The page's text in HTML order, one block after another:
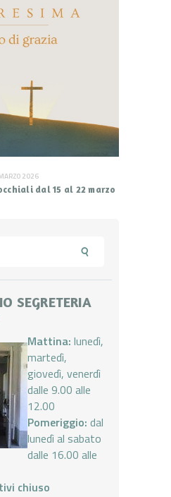
2026
dal 15 al 22 marzo
SEGRETERIA
Mattina: lunedì,
martedì,
giovedì, venerdì
dalle 9.00 alle
12.00
Pomeriggio: dal
lunedì al sabato
dalle 16.00 alle
chiuso